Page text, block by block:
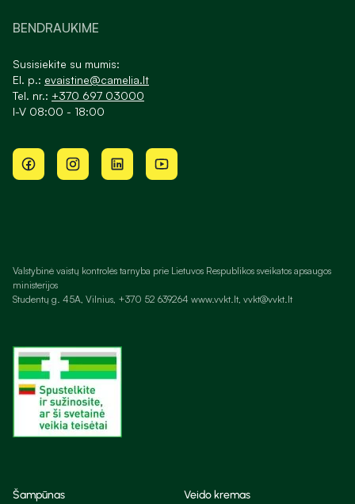
BENDRAUKIME
Susisiekite su mumis:
El. p.: evaistine@camelia.lt
Tel. nr.: +370 697 03000
I-V 08:00 - 18:00
Valstybinė vaistų kontrolės tarnyba prie Lietuvos Respublikos sveikatos apsaugos
ministerijos
Studentų g. 45A, Vilnius, +370 52 639264 www.vvkt.lt, vvkt@vvkt.lt
Šampūnas Veido kremas